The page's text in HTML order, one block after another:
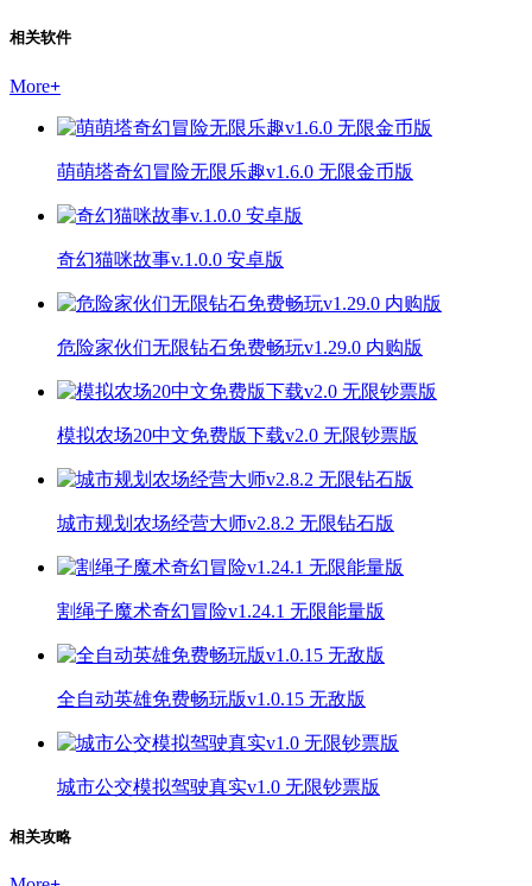
相关软件
More+
萌萌塔奇幻冒险无限乐趣v1.6.0 无限金币版
奇幻猫咪故事v.1.0.0 安卓版
危险家伙们无限钻石免费畅玩v1.29.0 内购版
模拟农场20中文免费版下载v2.0 无限钞票版
城市规划农场经营大师v2.8.2 无限钻石版
割绳子魔术奇幻冒险v1.24.1 无限能量版
全自动英雄免费畅玩版v1.0.15 无敌版
城市公交模拟驾驶真实v1.0 无限钞票版
相关攻略